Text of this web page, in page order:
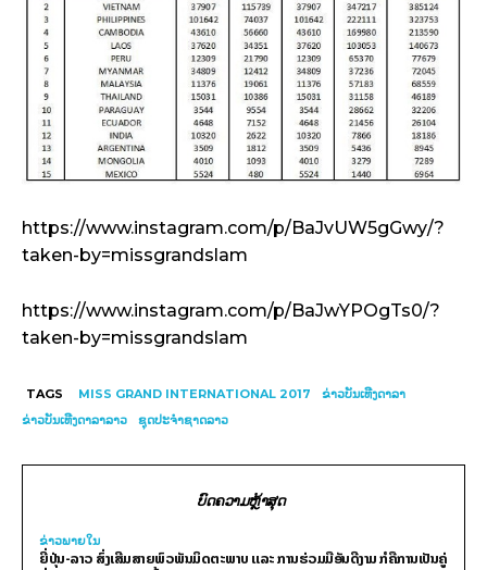
https://www.instagram.com/p/BaJvUW5gGwy/?
taken-by=missgrandslam
https://www.instagram.com/p/BaJwYPOgTs0/?
taken-by=missgrandslam
TAGS MISS GRAND INTERNATIONAL 2017
ຂ່າວບັນເທີງດາລາ
ຂ່າວບັນເທີງດາລາລາວ
ຊຸດປະຈຳຊາດລາວ
ບົດຄວາມຫຼ້າສຸດ
ຂ່າວພາຍ​ໃນ
ຍີ່ປຸ່ນ-ລາວ ສົ່ງເສີມສາຍພົວພັນມິດຕະພາບ ແລະ ການຮ່ວມມືອັນດີງາມ ກໍຄືການເປັນຄູ່